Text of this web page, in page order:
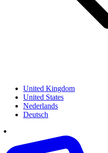
United Kingdom
United States
Nederlands
Deutsch